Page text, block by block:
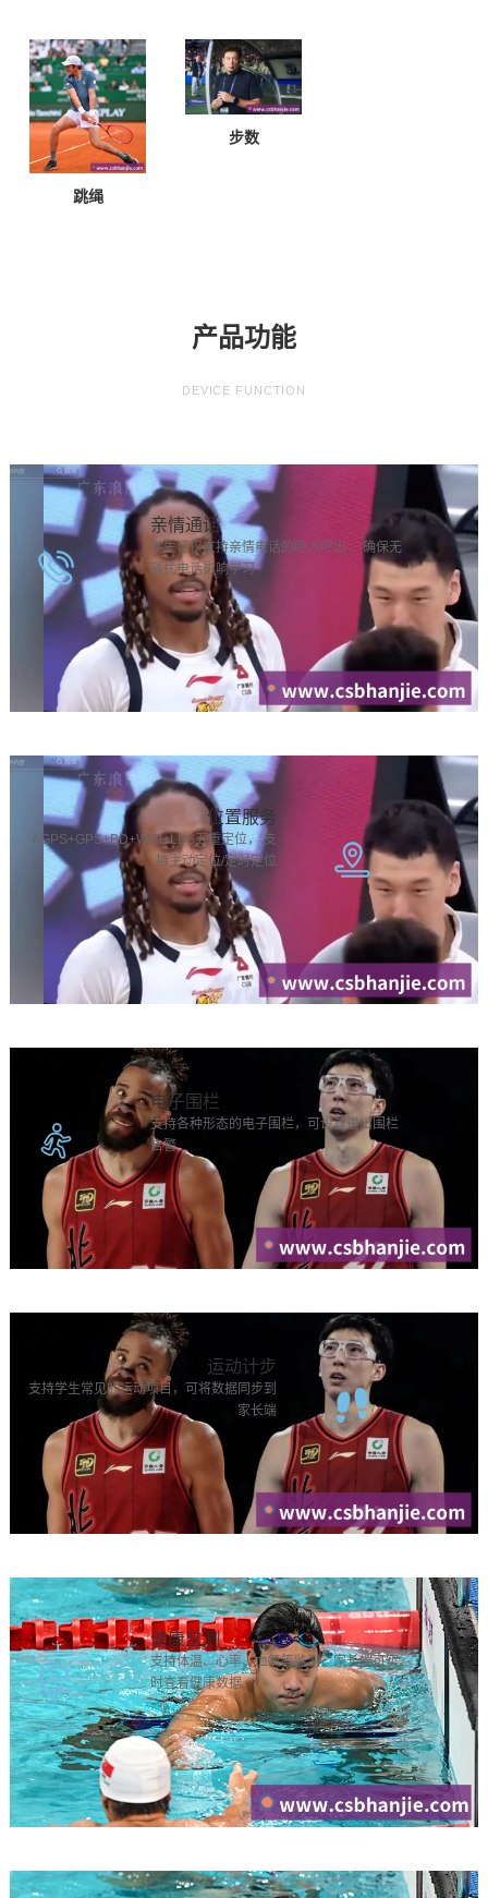
跳绳
步数
产品功能
DEVICE FUNCTION
亲情通话
学生证仅支持亲情电话的呼入呼出， 确保无
骚扰电话影响学习
位置服务
AGPS+GPS+BD+WIFI+LBS五重定位， 支
持主动定位/定时定位
电子围栏
支持各种形态的电子围栏，可设置进出围栏
告警
运动计步
支持学生常见的运动项目，可将数据同步到
家长端
健康监测
支持体温、心率、血氧等监测，家长端可实
时查看健康数据